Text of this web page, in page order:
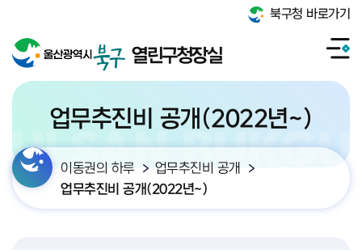
북구청 바로가기
열린구청장실
업무추진비 공개(2022년~)
이동권의 하루
업무추진비 공개
업무추진비 공개(2022년~)